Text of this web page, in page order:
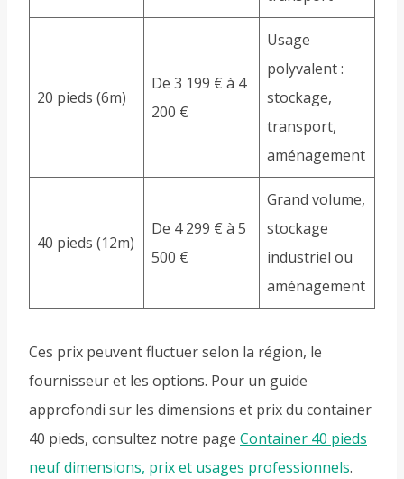
20 pieds (6m)
De 3 199 € à 4
200 €
Usage
polyvalent :
stockage,
transport,
aménagement
40 pieds (12m)
De 4 299 € à 5
500 €
Grand volume,
stockage
industriel ou
aménagement
Ces prix peuvent fluctuer selon la région, le
fournisseur et les options. Pour un guide
approfondi sur les dimensions et prix du container
40 pieds, consultez notre page Container 40 pieds
neuf dimensions, prix et usages professionnels.